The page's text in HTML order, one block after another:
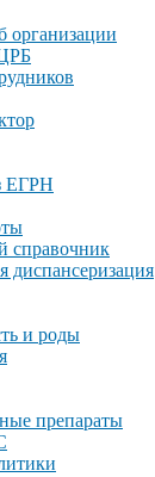
организации
ЕГРН
справочник
диспансеризация
и роды
препараты